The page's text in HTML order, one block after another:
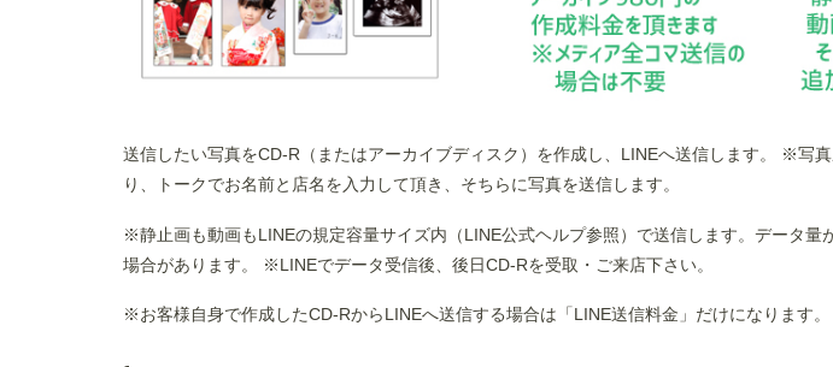
送信したい写真をCD-R（またはアーカイブディスク）を作成し、LINEへ送信します。 ※写
り、トークでお名前と店名を入力して頂き、そちらに写真を送信します。
※静止画も動画もLINEの規定容量サイズ内（LINE公式ヘルプ参照）で送信します。データ量
場合があります。 ※LINEでデータ受信後、後日CD-Rを受取・ご来店下さい。
※お客様自身で作成したCD-RからLINEへ送信する場合は「LINE送信料金」だけになります。